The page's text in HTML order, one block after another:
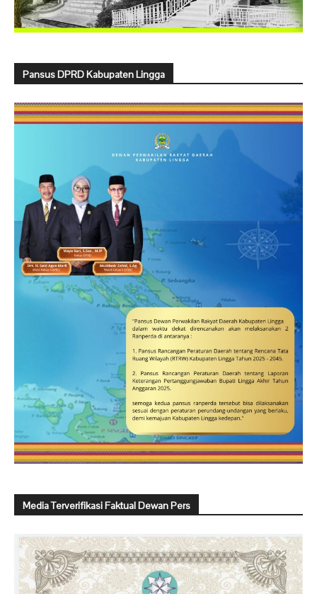
Pansus DPRD Kabupaten Lingga
Media Terverifikasi Faktual Dewan Pers